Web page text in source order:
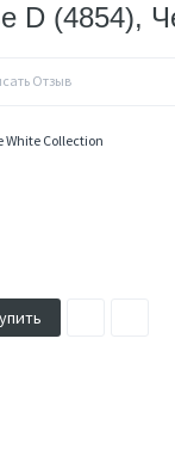
D (4854),
Отзыв
White Collection